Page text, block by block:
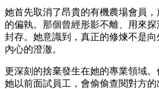
她首先取消了昂貴的有機農場會員，
的偏執。那個曾經形影不離、用來
封存。她意識到，真正的修煉不是
內心的澄澈。
更深刻的捨棄發生在她的專業領域。
她以前面試員工，會偷偷查閱對方